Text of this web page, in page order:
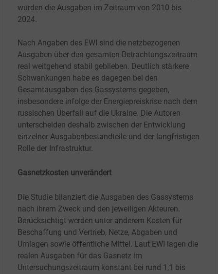
wurden die Ausgaben im Zeitraum von 2010 bis
2024.
Nach Angaben des EWI sind die netzbezogenen
Ausgaben über den gesamten Betrachtungszeitraum
real weitgehend stabil geblieben. Deutlich stärkere
Schwankungen habe es dagegen bei den
Gesamtausgaben des Gassystems gegeben,
insbesondere infolge der Energiepreiskrise nach dem
russischen Überfall auf die Ukraine. Die Autoren
unterscheiden deshalb zwischen der Entwicklung
einzelner Ausgabenbestandteile und der langfristigen
Rolle der Infrastruktur.
Gasnetzkosten unverändert
Die Studie bilanziert die Ausgaben des Gassystems
nach ihrem Zweck und den jeweiligen Akteuren.
Berücksichtigt werden unter anderem Kosten für
Beschaffung und Vertrieb, Netze, Abgaben und
Umlagen sowie öffentliche Mittel. Laut EWI lagen die
realen Ausgaben für das Gasnetz im
Untersuchungszeitraum konstant bei rund 1,1 bis